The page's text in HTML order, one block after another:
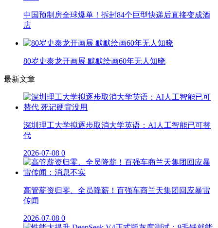
中国预制房全球爆单！拆封84个巨型快递后直接变成酒
店
80岁史泰龙开画展 默默绘画60年无人知晓
最新文章
深圳理工大学拟逐步取消大学英语：AI人工智能已可替
代
2026-07-08 0
高管薪资归零、全员降薪！百强车商兰天集团回应暴雷
传闻
2026-07-08 0